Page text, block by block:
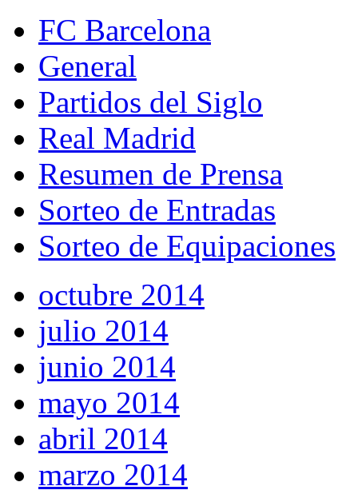
FC Barcelona
General
Partidos del Siglo
Real Madrid
Resumen de Prensa
Sorteo de Entradas
Sorteo de Equipaciones
octubre 2014
julio 2014
junio 2014
mayo 2014
abril 2014
marzo 2014